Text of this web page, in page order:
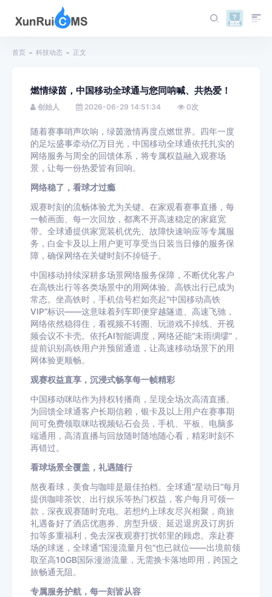
首页 科技动态 正文
燃情绿茵，中国移动全球通与您同呐喊、共热爱！
创始人 2026-06-29 14:51:34 0次
随着赛事哨声吹响，绿茵激情再度点燃世界。四年一度
的足坛盛事牵动亿万目光，中国移动全球通依托扎实的
网络服务与周全的回馈体系，将专属权益融入观赛场
景，让每一份热爱皆有回响。
网络稳了，看球才过瘾
观赛时刻的流畅体验尤为关键。在家观看赛事直播，每
一帧画面、每一次回放，都离不开高速稳定的家庭宽
带。全球通提供家宽装机优先、故障快速响应等专属服
务，白金卡及以上用户更可享受当日装当日修的服务保
障，确保网络在关键时刻不掉链子。
中国移动持续深耕多场景网络服务保障，不断优化客户
在高铁出行等各类场景中的用网体验。高铁出行已成为
常态。坐高铁时，手机信号栏如亮起“中国移动高铁
VIP”标识——这意味着列车即便穿越隧道、高速飞驰，
网络依然稳得住，看视频不转圈、玩游戏不掉线、开视
频会议不卡壳。依托AI智能调度，网络还能“未雨绸缪”，
提前识别高铁用户并预留通道，让高速移动场景下的用
网体验更顺畅。
观赛权益直享，沉浸式畅享每一帧精彩
中国移动咪咕作为持权转播商，呈现全场次高清直播。
为回馈全球通客户长期信赖，银卡及以上用户在赛事期
间可免费领取咪咕视频钻石会员，手机、平板、电脑多
端通用，高清直播与回放随时随地随心看，精彩时刻不
再错过。
看球场景全覆盖，礼遇随行
熬夜看球，美食与咖啡是最佳拍档。全球通“星动日”每月
提供咖啡茶饮、出行娱乐等热门权益，客户每月可领一
款，深夜观赛随时充电。若想约上球友尽兴相聚，商旅
礼遇备好了酒店优惠券、房型升级、延迟退房及订房折
扣等多重福利，免去深夜观赛打扰邻里的顾虑。亲赴赛
场的球迷，全球通“国漫流量月包”也已就位——出境前领
取至高10GB国际漫游流量，无需换卡落地即用，跨国之
旅畅通无阻。
专属服务护航，每一刻皆从容